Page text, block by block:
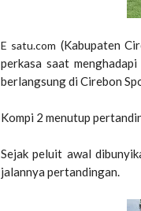
E satu.com (Kabupaten
perkasa saat
berlangsung di Cirebon
Kompi 2 menutup
Sejak peluit awal
jalannya pertandingan.